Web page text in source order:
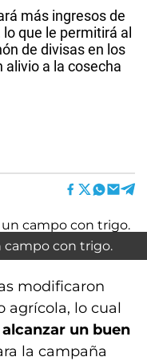
más ingresos de
que le permitirá al
de divisas en los
alivio a la cosecha
campo con trigo.
modificaron
agrícola, lo cual
un buen
la campaña